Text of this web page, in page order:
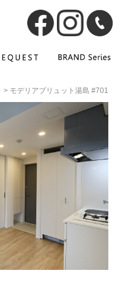
> モデリアブリュット湯島 #701